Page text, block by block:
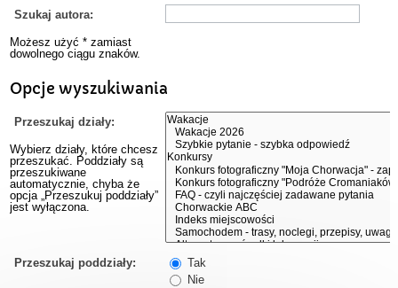
Szukaj autora:
Możesz użyć * zamiast
dowolnego ciągu znaków.
Opcje wyszukiwania
Przeszukaj działy:
Wybierz działy, które chcesz
przeszukać. Poddziały są
przeszukiwane
automatycznie, chyba że
opcja „Przeszukuj poddziały”
jest wyłączona.
Przeszukaj poddziały:
Tak
Nie